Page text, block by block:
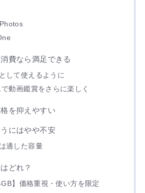
費なら満足できる
して使えるように
動画鑑賞をさらに楽しく
を抑えやすい
にはやや不安
適した容量
どれ？
】価格重視・使い方を限定